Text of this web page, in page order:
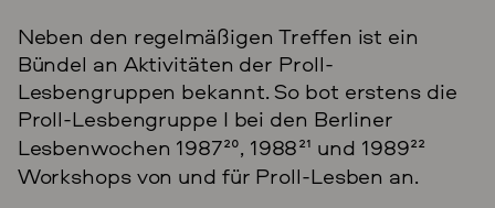
Neben den regelmäßigen Treffen ist ein
Bündel an Aktivitäten der Proll-
Lesbengruppen bekannt. So bot erstens die
Proll-Lesbengruppe I bei den Berliner
Lesbenwochen 198720, 198821 und 198922
Workshops von und für Proll-Lesben an.